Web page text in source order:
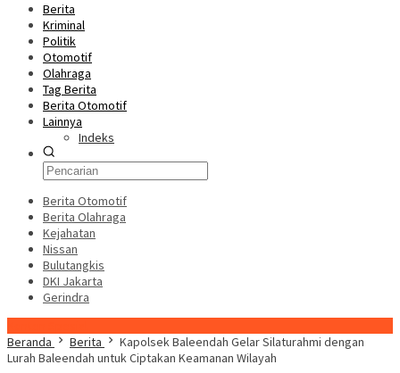
Berita
Kriminal
Politik
Otomotif
Olahraga
Tag Berita
Berita Otomotif
Lainnya
Indeks
Berita Otomotif
Berita Olahraga
Kejahatan
Nissan
Bulutangkis
DKI Jakarta
Gerindra
Beranda
Berita
Kapolsek Baleendah Gelar Silaturahmi dengan
Lurah Baleendah untuk Ciptakan Keamanan Wilayah